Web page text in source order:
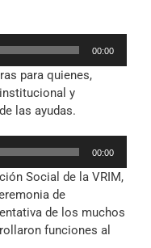
00:00
para quienes,
y
las ayudas.
00:00
Social de la VRIM,
de
de los muchos
funciones al